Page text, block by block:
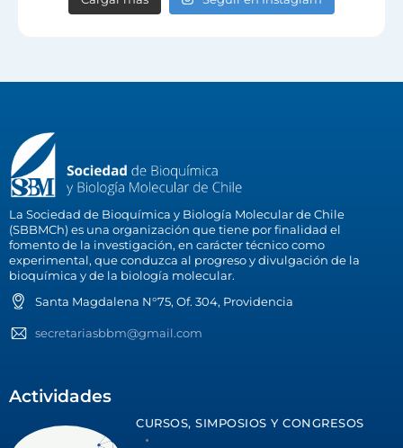
La Sociedad de Bioquímica y Biología Molecular de Chile
(SBBMCh) es una organización que tiene por finalidad el
fomento de la investigación, en carácter técnico como
experimental, que conduzca al progreso y divulgación de la
bioquímica y de la biología molecular.
Santa Magdalena N°75, Of. 304, Providencia
secretariasbbm@gmail.com
Actividades
CURSOS, SIMPOSIOS Y CONGRESOS